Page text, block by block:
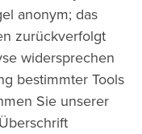
anonym; das
zurückverfolgt
widersprechen
bestimmter Tools
Sie unserer